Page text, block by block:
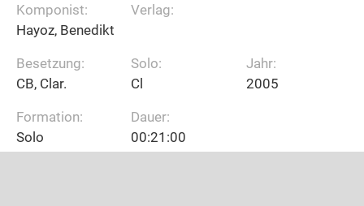
Komponist:
Hayoz, Benedikt
Besetzung:
CB, Clar.
Formation:
Solo
Verlag:
Solo:
Cl
Dauer:
00:21:00
Jahr:
2005